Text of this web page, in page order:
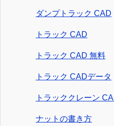
ダンプトラック CAD
トラック CAD
トラック CAD 無料
トラック CADデータ
トラッククレーン
ナットの書き方